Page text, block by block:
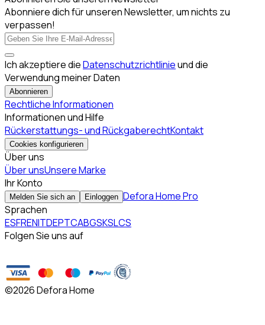
Abonniere dich für unseren Newsletter, um nichts zu
verpassen!
Ich akzeptiere dieDatenschutzrichtlinieund die
Verwendung meiner Daten
Abonnieren
Rechtliche Informationen
Informationen und Hilfe
Rückerstattungs- und RückgaberechtKontakt
Cookies konfigurieren
Über uns
Über unsUnsere Marke
Ihr Konto
Melden Sie sich an Einloggen Defora Home Pro
Sprachen
ESFRENITDEPTCABGSKSLCS
Folgen Sie uns auf
©2026 Defora Home